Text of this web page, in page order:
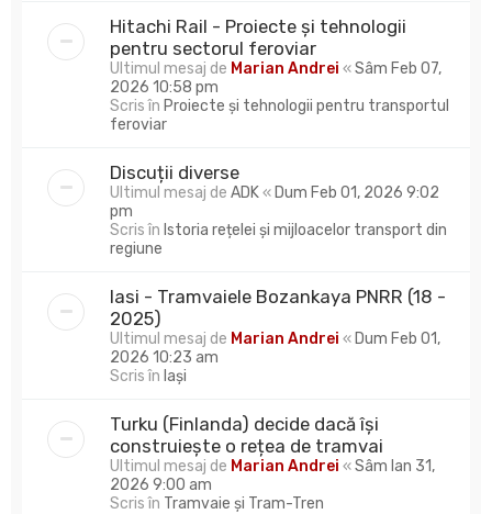
Hitachi Rail - Proiecte și tehnologii
pentru sectorul feroviar
Ultimul mesaj de Marian Andrei «Sâm Feb 07,
2026 10:58 pm
Scris în Proiecte și tehnologii pentru transportul
feroviar
Discuții diverse
Ultimul mesaj de ADK« Dum Feb 01, 2026 9:02
pm
Scris în Istoria rețelei și mijloacelor transport din
regiune
Iasi - Tramvaiele Bozankaya PNRR (18 -
2025)
Ultimul mesaj de Marian Andrei « Dum Feb 01,
2026 10:23 am
Scris în Iași
Turku (Finlanda) decide dacă își
construiește o rețea de tramvai
Ultimul mesaj de Marian Andrei «Sâm Ian 31,
2026 9:00 am
Scris în Tramvaie și Tram-Tren